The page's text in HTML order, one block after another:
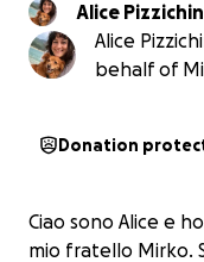
Alice
Alice
behalf of
Donation
Ciao sono Alice e
mio fratello Mirko.